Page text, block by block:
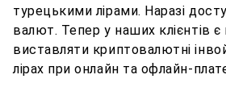
турецькими лірами. Наразі
валют. Тепер у наших клієнтів є
виставляти криптовалютні
лірах при онлайн та офлайн-